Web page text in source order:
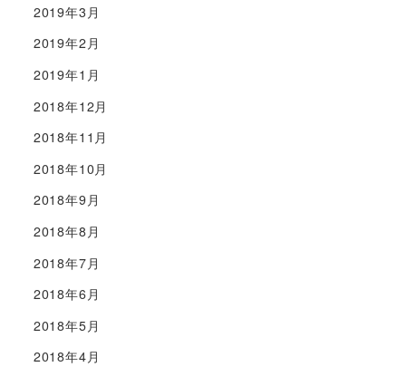
2019年3月
2019年2月
2019年1月
2018年12月
2018年11月
2018年10月
2018年9月
2018年8月
2018年7月
2018年6月
2018年5月
2018年4月